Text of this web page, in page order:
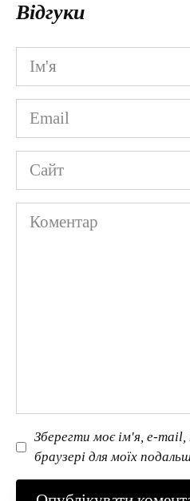
Відгуки
Ім'я
*
Email
*
Сайт
Коментар
Зберегти моє ім'я, e-
браузері для моїх